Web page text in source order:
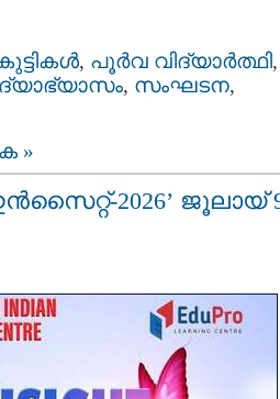
, പൂര്‍വ വിദ്യാര്‍ത്ഥി,
, സംഘടന,
»
2026’ ജൂലായ്